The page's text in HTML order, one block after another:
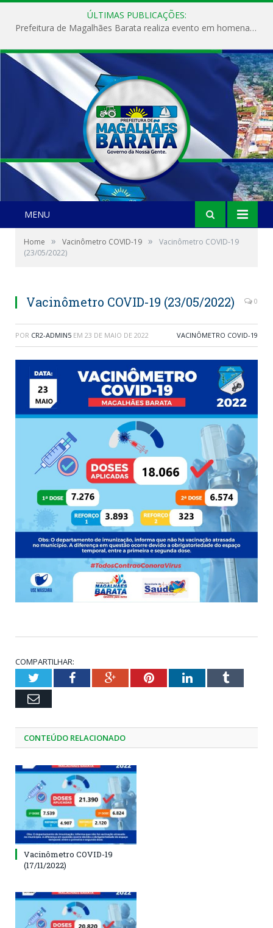
ÚLTIMAS PUBLICAÇÕES:
Prefeitura de Magalhães Barata realiza evento em homenagem ao Dia Internacional da Mulher
MENU
Home » Vacinômetro COVID-19 »
Vacinômetro COVID-19
(23/05/2022)
Vacinômetro COVID-19 (23/05/2022) 0
POR CR2-ADMIN5 EM 23 DE MAIO DE 2022 VACINÔMETRO COVID-19
COMPARTILHAR:
TwitterFacebookGoogle+PinterestLinkedInTumblr
Email
CONTEÚDO RELACIONADO
Vacinômetro COVID-19
(17/11/2022)